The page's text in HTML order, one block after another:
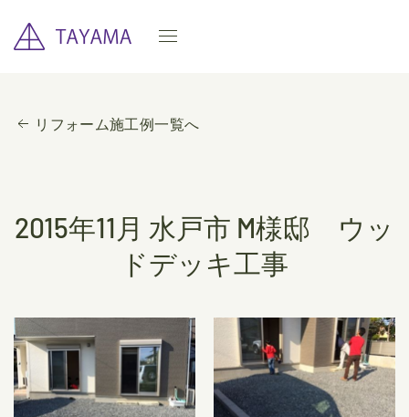
リフォーム施工例一覧へ
2015年11月 水戸市 M様邸 ウッ
ドデッキ工事